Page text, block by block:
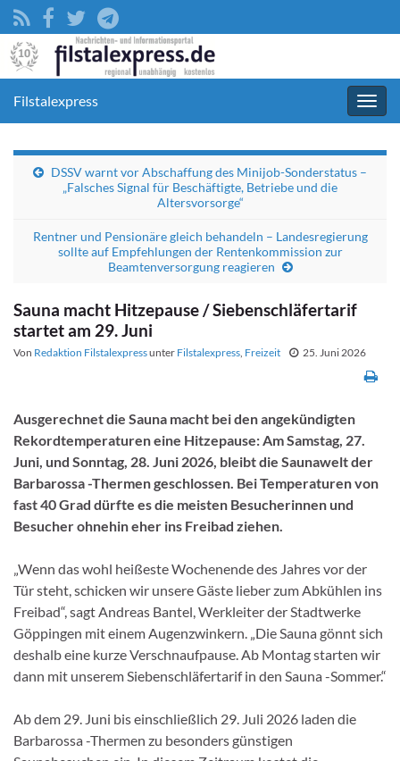
Filstalexpress
DSSV warnt vor Abschaffung des Minijob-Sonderstatus –
„Falsches Signal für Beschäftigte, Betriebe und die
Altersvorsorge“
Rentner und Pensionäre gleich behandeln – Landesregierung
sollte auf Empfehlungen der Rentenkommission zur
Beamtenversorgung reagieren
Sauna macht Hitzepause / Siebenschläfertarif
startet am 29. Juni
Von Redaktion Filstalexpressunter Filstalexpress, Freizeit 25. Juni 2026
Ausgerechnet die Sauna macht bei den angekündigten
Rekordtemperaturen eine Hitzepause: Am Samstag, 27.
Juni, und Sonntag, 28. Juni 2026, bleibt die Saunawelt der
Barbarossa -Thermen geschlossen. Bei Temperaturen von
fast 40 Grad dürfte es die meisten Besucherinnen und
Besucher ohnehin eher ins Freibad ziehen.
„Wenn das wohl heißeste Wochenende des Jahres vor der
Tür steht, schicken wir unsere Gäste lieber zum Abkühlen ins
Freibad“, sagt Andreas Bantel, Werkleiter der Stadtwerke
Göppingen mit einem Augenzwinkern. „Die Sauna gönnt sich
deshalb eine kurze Verschnaufpause. Ab Montag starten wir
dann mit unserem Siebenschläfertarif in den Sauna -Sommer.“
Ab dem 29. Juni bis einschließlich 29. Juli 2026 laden die
Barbarossa -Thermen zu besonders günstigen